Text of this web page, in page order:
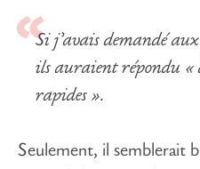
Si j’avais demandé
ils auraient répondu «
rapides ».
Seulement, il semblerait